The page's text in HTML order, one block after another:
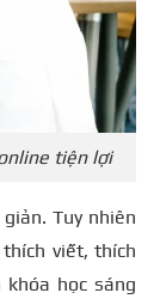
tiện lợi
Tuy nhiên
viết, thích
học sáng